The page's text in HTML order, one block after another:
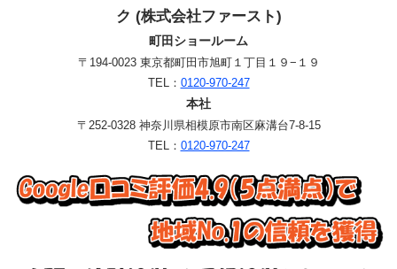
ク (株式会社ファースト)
町田ショールーム
〒194-0023 東京都町田市旭町１丁目１９−１９
TEL： 0120-970-247
本社
〒252-0328 神奈川県相模原市南区麻溝台7-8-15
TEL： 0120-970-247